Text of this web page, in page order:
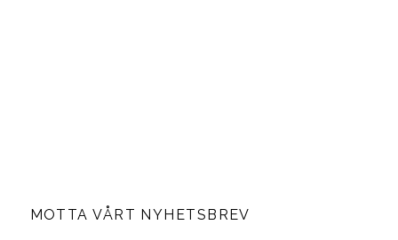
MOTTA VÅRT NYHETSBREV